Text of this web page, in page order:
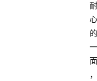
耐
心
的
一
面
，